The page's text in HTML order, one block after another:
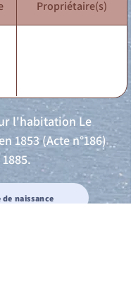
Propriétaire(s)
l'habitation Le
1853 (Acte n°186)
de naissance